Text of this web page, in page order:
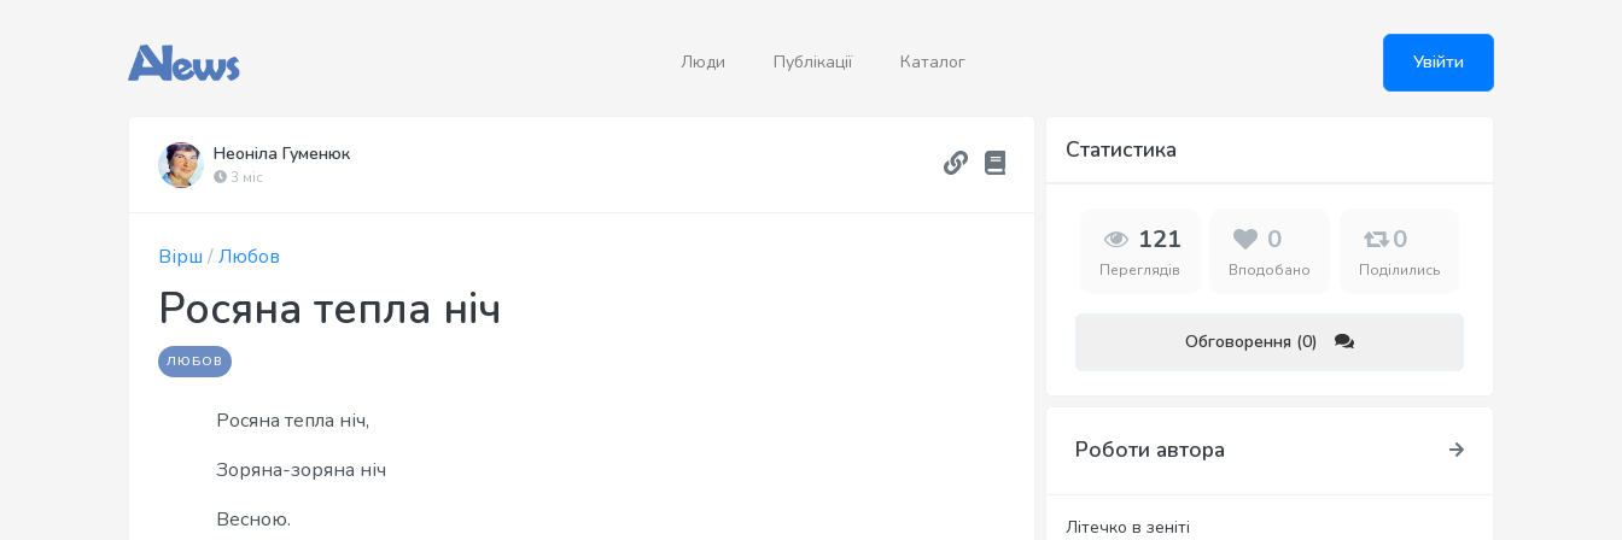
Люди Публікації Каталог Увійти
Неоніла Гуменюк
3 міс
Вірш /Любов
Росяна тепла ніч
ЛЮБОВ
Росяна тепла ніч,
Зоряна-зоряна ніч
Весною.
Статистика
121
Переглядів
0
Вподобано
0
Поділились
Обговорення (0)
Роботи автора
Літечко в зеніті